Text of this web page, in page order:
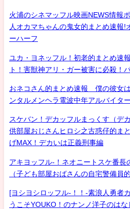
火浦のシネマッフル映画NEWS情報
人オカマちゃんの鬼女的まとめ速報!
ーハーフ
ユカ・ヨネッフル！初老的まとめ速
ト！害獣神アリ・ガー被害に必殺！
おネコさん的まとめ速報 僕の彼女
ンタルメンヘラ電波中年アルバイタ
スケバン！デカッフルまっくす（デ
供部屋おじさんヒロシ之古惑仔的ま
げMAX！デカいは正義刑事編
アキヨッフル-！ネオニートスケ番長
（子ども部屋おばさんの自宅警備員
[ヨシヨシロッフル-！！-素浪人勇者
うこそYOUKO！のナンノ洋子のは